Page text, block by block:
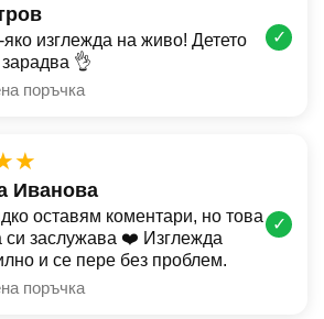
изглежда на живо! Детето
👌
поръчка
✓
Иванова
оставям коментари, но това
си заслужава ❤️ Изглежда
и се пере без проблем.
поръчка
✓